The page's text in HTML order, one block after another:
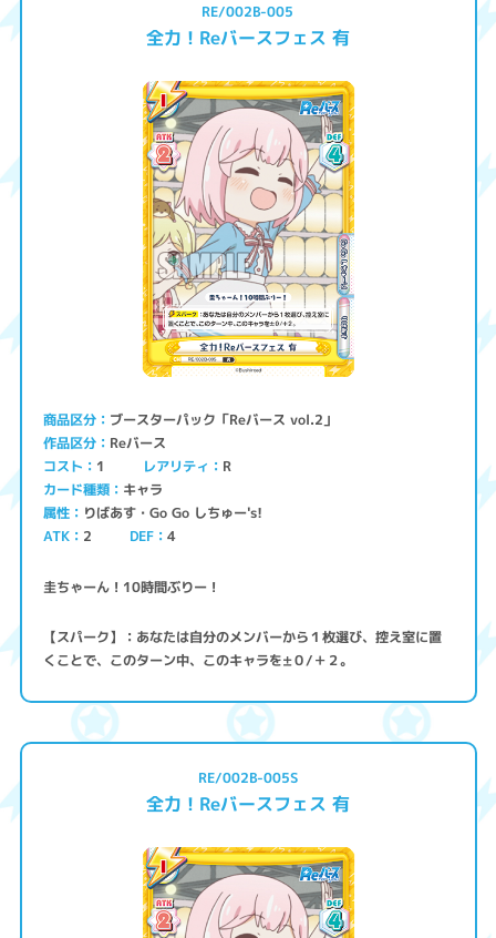
RE/002B-005
全力！Reバースフェス 有
商品区分 ブースターパック「Reバース vol.2」
作品区分 Reバース
コスト 1 レアリティ R
カード種類 キャラ
属性 りばあす・Go Go しちゅー's!
ATK 2 DEF 4
圭ちゃーん！10時間ぶりー！
【スパーク】：あなたは自分のメンバーから１枚選び、控え室に置
くことで、このターン中、このキャラを±０/＋２。
RE/002B-005S
全力！Reバースフェス 有